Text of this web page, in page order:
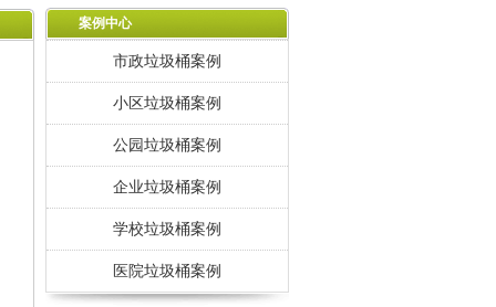
案例中心
市政垃圾桶案例
小区垃圾桶案例
公园垃圾桶案例
企业垃圾桶案例
学校垃圾桶案例
医院垃圾桶案例